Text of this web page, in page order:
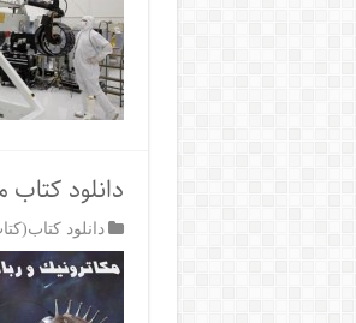
دانلود
دانلود